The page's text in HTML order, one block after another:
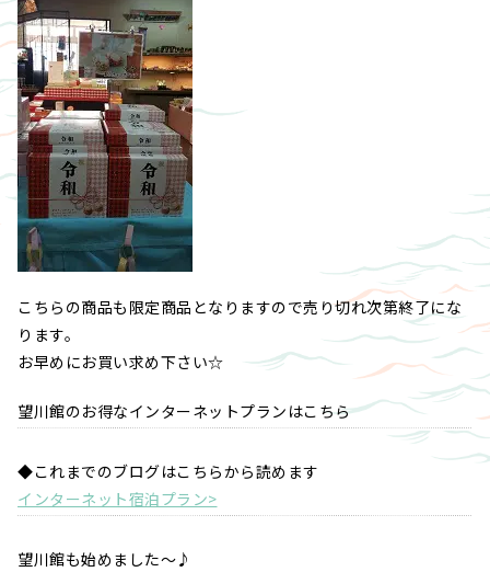
こちらの商品も限定商品となりますので売り切れ次第終了にな
ります。
お早めにお買い求め下さい☆
望川館のお得なインターネットプランはこちら
◆これまでのブログはこちらから読めます
インターネット宿泊プラン>
望川館も始めました～♪